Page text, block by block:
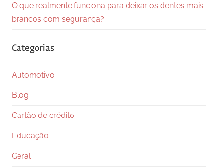
O que realmente funciona para deixar os dentes mais
brancos com segurança?
Categorias
Automotivo
Blog
Cartão de crédito
Educação
Geral